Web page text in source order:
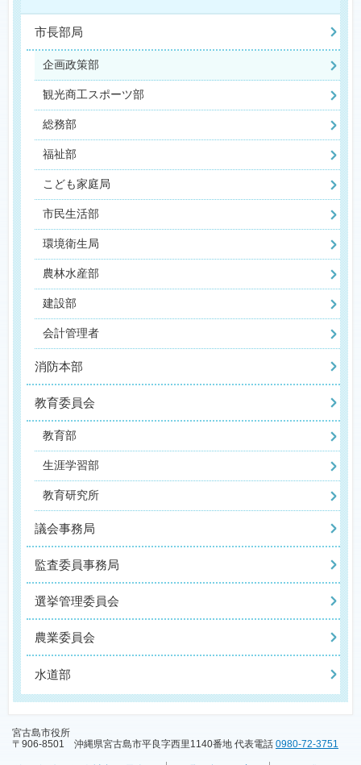
市長部局
企画政策部
観光商工スポーツ部
総務部
福祉部
こども家庭局
市民生活部
環境衛生局
農林水産部
建設部
会計管理者
消防本部
教育委員会
教育部
生涯学習部
教育研究所
議会事務局
監査委員事務局
選挙管理委員会
農業委員会
水道部
宮古島市役所
〒906-8501 沖縄県宮古島市平良字西里1140番地 代表電話 0980-72-3751